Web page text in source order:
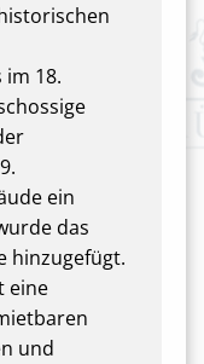
18.
ein
das
hinzugefügt.
eine
und